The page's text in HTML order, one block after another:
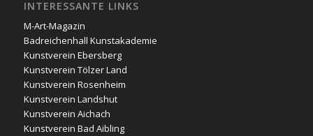
INTERESSANTE LINKS
M-Art-Magazin
Badreichenhall Kunstakademie
Kunstverein Ebersberg
Kunstverein Tölzer Land
Kunstverein Rosenheim
Kunstverein Landshut
Kunstverein Aichach
Kunstverein Bad Aibling